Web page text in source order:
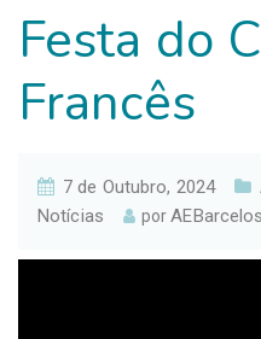
Festa do
Francês
7 de Outubro, 2024
Notícias porAEBarcelos